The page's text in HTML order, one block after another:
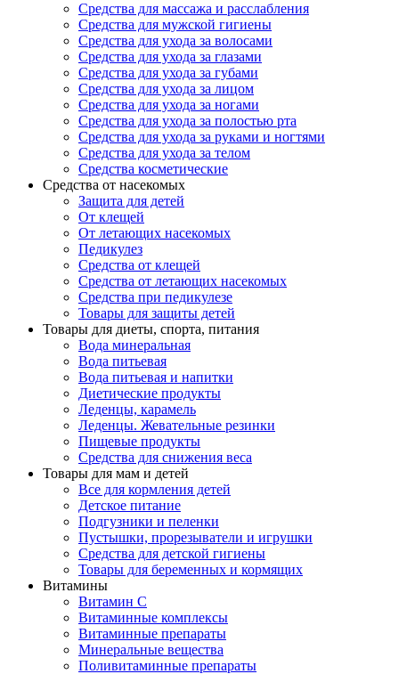
Средства для массажа и расслабления
Средства для мужской гигиены
Средства для ухода за волосами
Средства для ухода за глазами
Средства для ухода за губами
Средства для ухода за лицом
Средства для ухода за ногами
Средства для ухода за полостью рта
Средства для ухода за руками и ногтями
Средства для ухода за телом
Средства косметические
Средства от насекомых
Защита для детей
От клещей
От летающих насекомых
Педикулез
Средства от клещей
Средства от летающих насекомых
Средства при педикулезе
Товары для защиты детей
Товары для диеты, спорта, питания
Вода минеральная
Вода питьевая
Вода питьевая и напитки
Диетические продукты
Леденцы, карамель
Леденцы. Жевательные резинки
Пищевые продукты
Средства для снижения веса
Товары для мам и детей
Все для кормления детей
Детское питание
Подгузники и пеленки
Пустышки, прорезыватели и игрушки
Средства для детской гигиены
Товары для беременных и кормящих
Витамины
Витамин С
Витаминные комплексы
Витаминные препараты
Минеральные вещества
Поливитаминные препараты